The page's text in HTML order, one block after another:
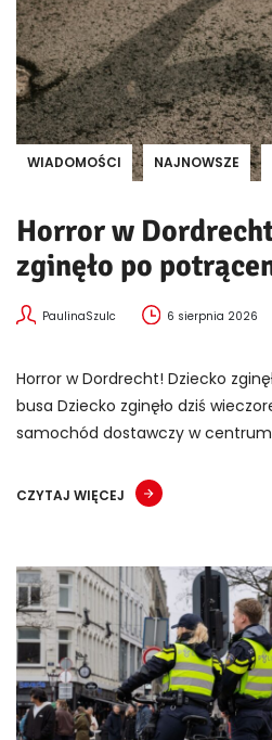
WIADOMOŚCI NAJNOWSZE
Horror w
zginęło po
PaulinaSzulc 6 sierpnia 2026
Horror w Dordrecht! Dziecko
busa Dziecko zginęło dziś
samochód dostawczy w
CZYTAJ WIĘCEJ